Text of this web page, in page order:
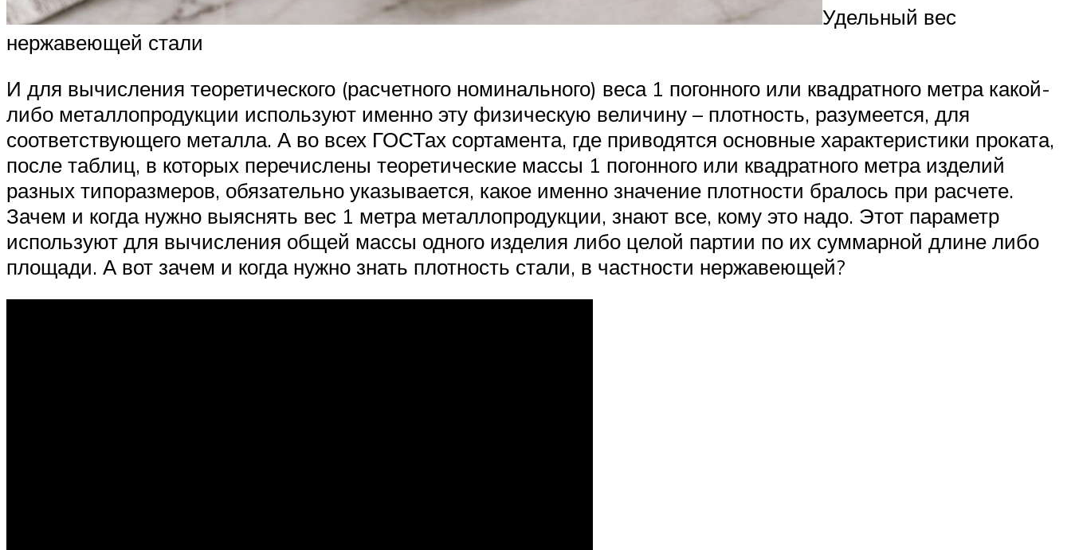
Удельный вес
нержавеющей стали
И для вычисления теоретического (расчетного номинального) веса 1 погонного или квадратного метра какой-
либо металлопродукции используют именно эту физическую величину – плотность, разумеется, для
соответствующего металла. А во всех ГОСТах сортамента, где приводятся основные характеристики проката,
после таблиц, в которых перечислены теоретические массы 1 погонного или квадратного метра изделий
разных типоразмеров, обязательно указывается, какое именно значение плотности бралось при расчете.
Зачем и когда нужно выяснять вес 1 метра металлопродукции, знают все, кому это надо. Этот параметр
используют для вычисления общей массы одного изделия либо целой партии по их суммарной длине либо
площади. А вот зачем и когда нужно знать плотность стали, в частности нержавеющей?